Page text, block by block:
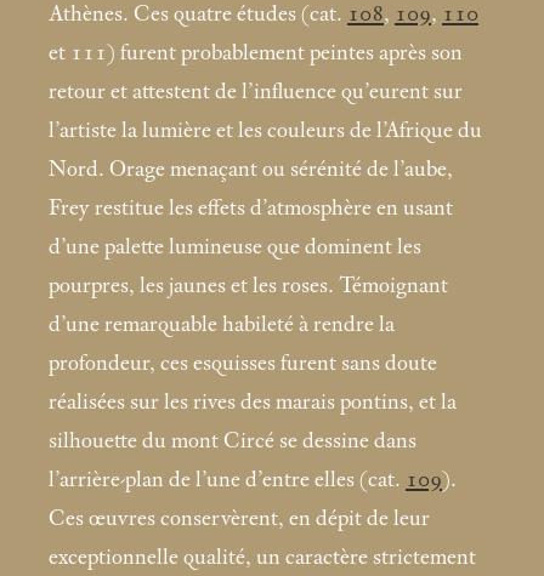
Athènes. Ces quatre études (cat. 108, 109, 110
et 111) furent probablement peintes après son
retour et attestent de l’influence qu’eurent sur
l’artiste la lumière et les couleurs de l’Afrique du
Nord. Orage menaçant ou sérénité de l’aube,
Frey restitue les effets d’atmosphère en usant
d’une palette lumineuse que dominent les
pourpres, les jaunes et les roses. Témoignant
d’une remarquable habileté à rendre la
profondeur, ces esquisses furent sans doute
réalisées sur les rives des marais pontins, et la
silhouette du mont Circé se dessine dans
l’arrière-plan de l’une d’entre elles (cat. 109).
Ces œuvres conservèrent, en dépit de leur
exceptionnelle qualité, un caractère strictement